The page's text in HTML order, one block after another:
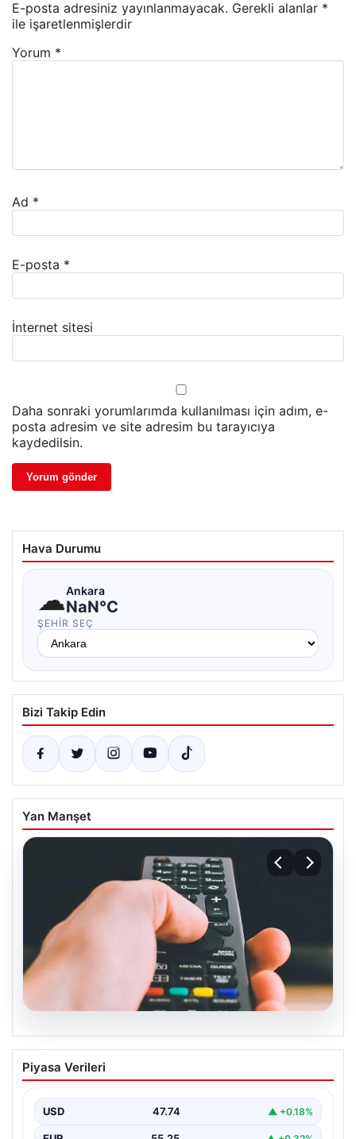
E-posta adresiniz yayınlanmayacak. Gerekli alanlar *
ile işaretlenmişlerdir
Yorum *
Ad *
E-posta *
İnternet sitesi
Daha sonraki yorumlarımda kullanılması için adım, e-
posta adresim ve site adresim bu tarayıcıya
kaydedilsin.
Hava Durumu
☁Ankara
NaN°C
ŞEHIR SEÇ
Bizi Takip Edin
Yan Manşet
07.08.2026
Türksat 3A Uydu Hizmetlerine Son
Dönem Uyarısı: Kanal Güncellemeleri
Türksat 3A uydusu, uzun yıllar boyunca Türkiye’nin
Piyasa Verileri
USD 47.74 ▲ +0.18%